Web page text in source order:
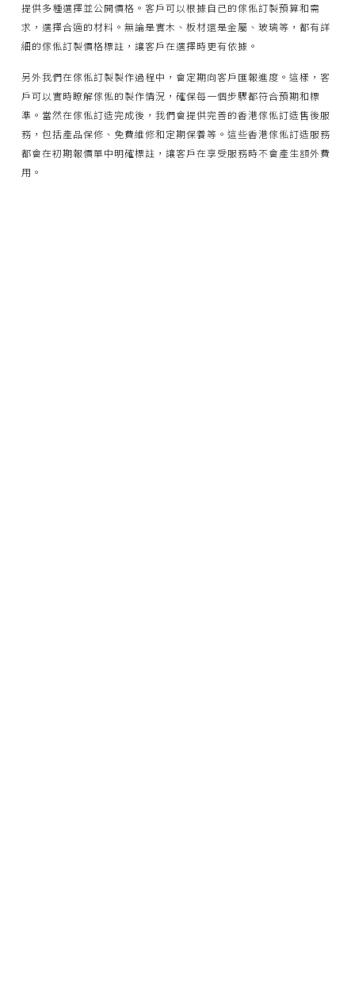
提供多種選擇並公開價格。客戶可以根據自己的傢俬訂製預算和需
求，選擇合適的材料。無論是實木、板材還是金屬、玻璃等，都有詳
細的傢俬訂製價格標註，讓客戶在選擇時更有依據。
另外我們在傢俬訂製製作過程中，會定期向客戶匯報進度。這樣，客
戶可以實時瞭解傢俬的製作情況，確保每一個步驟都符合預期和標
準。當然在傢俬訂造完成後，我們會提供完善的香港傢俬訂造售後服
務，包括產品保修、免費維修和定期保養等。這些香港傢俬訂造服務
都會在初期報價單中明確標註，讓客戶在享受服務時不會產生額外費
用。